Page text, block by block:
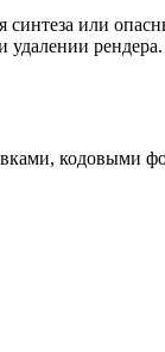
или
удалении рендера.
кодовыми